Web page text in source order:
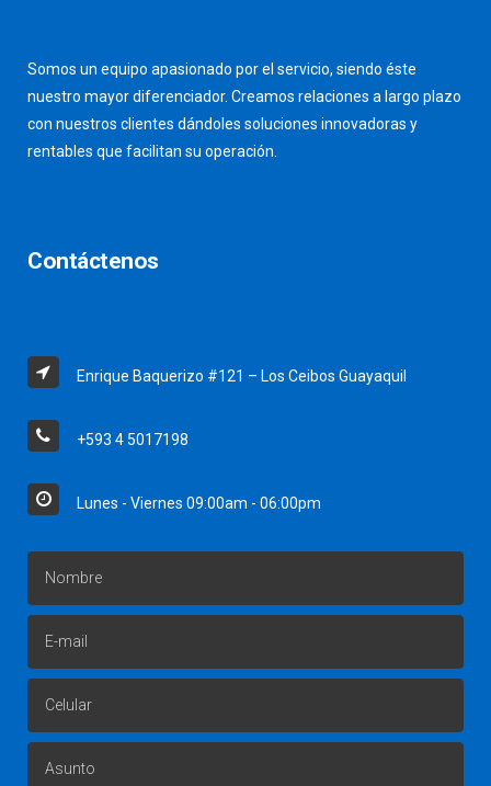
Somos un equipo apasionado por el servicio, siendo éste
nuestro mayor diferenciador. Creamos relaciones a largo plazo
con nuestros clientes dándoles soluciones innovadoras y
rentables que facilitan su operación.
Contáctenos
Enrique Baquerizo #121 – Los Ceibos Guayaquil
+593 4 5017198
Lunes - Viernes 09:00am - 06:00pm